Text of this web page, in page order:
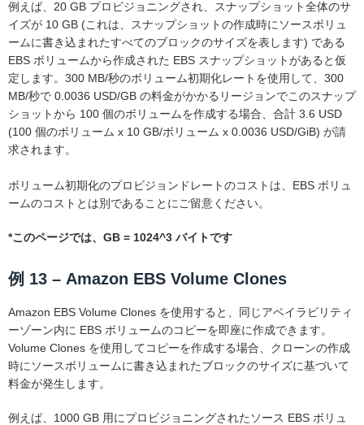
例えば、20 GB プロビジョニングされ、スナップショット全体のサ
イズが 10 GB (これは、スナップショットの作成時にソースボリュ
ームに書き込まれたすべてのブロックのサイズを表します) である
EBS ボリュームから作成された EBS スナップショットがあると仮
定します。300 MB/秒のボリューム初期化レートを使用して、300
MB/秒で 0.0036 USD/GB の料金がかかるリージョンでこのスナップ
ショットから 100 個のボリュームを作成する場合、合計 3.6 USD
(100 個のボリューム x 10 GB/ボリューム x 0.0036 USD/GiB) が請
求されます。
ボリューム初期化のプロビジョンドレートのコストは、EBS ボリュ
ームのコストとは別であることにご留意ください。
*このページでは、GB = 1024^3 バイトです
例 13 – Amazon EBS Volume Clones
Amazon EBS Volume Clones を使用すると、同じアベイラビリティ
ーゾーン内に EBS ボリュームのコピーを即座に作成できます。
Volume Clones を使用してコピーを作成する場合、クローンの作成
時にソースボリュームに書き込まれたブロックのサイズに基づいて
料金が発生します。
例えば、1000 GB 用にプロビジョニングされたソース EBS ボリュ